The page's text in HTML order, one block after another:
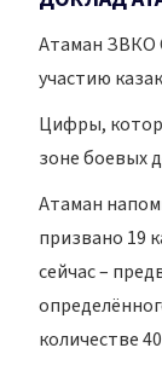
Атаман ЗВКО
участию
Цифры,
зоне боевых
Атаман
призвано 19
сейчас –
количестве